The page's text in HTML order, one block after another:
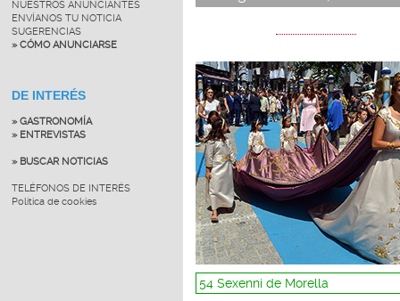
NUESTROS ANUNCIANTES
ENVÍANOS TU NOTICIA
SUGERENCIAS
» CÓMO ANUNCIARSE
DE INTERÉS
» GASTRONOMÍA
» ENTREVISTAS
» BUSCAR NOTICIAS
TELÉFONOS DE INTERÉS
Política de cookies
54 Sexenni de Morella